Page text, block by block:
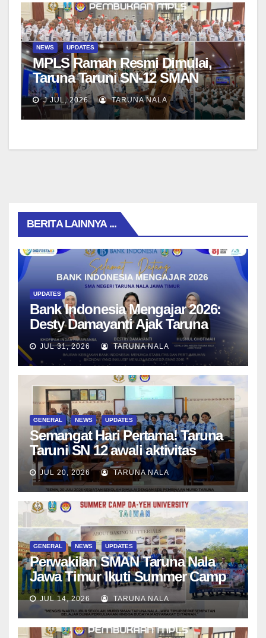
NEWS UPDATES
MPLS Ramah Resmi Dimulai,
Taruna Taruni SN-12 SMAN
Taruna Nala Jawa Timur Siap
Menjalani Tahun Ajaran Baru
J JUL, 2026 TARUNA NALA
BERITA LAINNYA ...
UPDATES
Bank Indonesia Mengajar 2026:
Desty Damayanti Ajak Taruna
SMAN Taruna Nala Jawa Timur
Menjadi Generasi Pemimpin
Berwawasan Global
JUL 31, 2026 TARUNA NALA
GENERAL NEWS UPDATES
Semangat Hari Pertama! Taruna
Taruni SN 12 awali aktivitas
bersama Wali Kelas dan Tes
Asesmen Diagnostik
JUL 20, 2026 TARUNA NALA
GENERAL NEWS UPDATES
Perwakilan SMAN Taruna Nala
Jawa Timur Ikuti Summer Camp
di Da-Yeh University, Taiwan
JUL 14, 2026 TARUNA NALA